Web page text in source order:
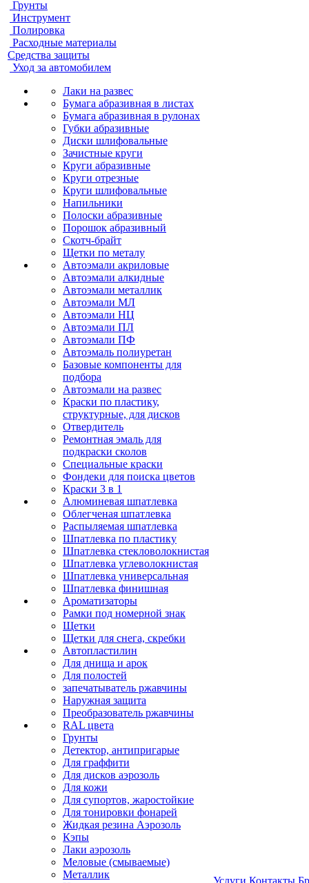
Грунты
Инструмент
Полировка
Расходные материалы
Средства защиты
Уход за автомобилем
Лаки на развес
Бумага абразивная в листах
Бумага абразивная в рулонах
Губки абразивные
Диски шлифовальные
Зачистные круги
Круги абразивные
Круги отрезные
Круги шлифовальные
Напильники
Полоски абразивные
Порошок абразивный
Скотч-брайт
Щетки по металу
Автоэмали акриловые
Автоэмали алкидные
Автоэмали металлик
Автоэмали МЛ
Автоэмали НЦ
Автоэмали ПЛ
Автоэмали ПФ
Автоэмаль полиуретан
Базовые компоненты для
подбора
Автоэмали на развес
Краски по пластику,
структурные, для дисков
Отвердитель
Ремонтная эмаль для
подкраски сколов
Специальные краски
Фондеки для поиска цветов
Краски 3 в 1
Алюминевая шпатлевка
Облегченая шпатлевка
Распыляемая шпатлевка
Шпатлевка по пластику
Шпатлевка стекловолокнистая
Шпатлевка углеволокнистая
Шпатлевка универсальная
Шпатлевка финишная
Ароматизаторы
Рамки под номерной знак
Щетки
Щетки для снега, скребки
Автопластилин
Для днища и арок
Для полостей
запечатыватель ржавчины
Наружная защита
Преобразователь ржавчины
RAL цвета
Грунты
Детектор, антипригарые
Для граффити
Для дисков аэрозоль
Для кожи
Для супортов, жаростойкие
Для тонировки фонарей
Жидкая резина Аэрозоль
Кэпы
Лаки аэрозоль
Меловые (смываемые)
Металлик
Услуги Контакты